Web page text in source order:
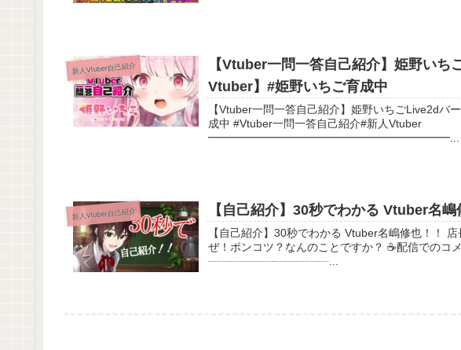
新人Vtuber自己紹介
【Vtuber一問一答自己紹介】姫野い
Vtuber】#姫野いちご育成中
【Vtuber一問一答自己紹介】姫野いちごLive2dバ
成中 #Vtuber一問一答自己紹介#新人Vtuber
━━━━━━━━━━━━━━━━━━━━━━...
新人Vtuber自己紹介 【自己紹介】30秒でわかる Vtuber名嶋
【自己紹介】30秒でわかる Vtuber名嶋修也！！ 店長の事が30秒でわかっちゃう動画作った
ぜ！ポンコツ？なんのことですか？ ☕配信でのコメントについてのお願い
┈┈┈┈┈┈┈┈┈┈┈...